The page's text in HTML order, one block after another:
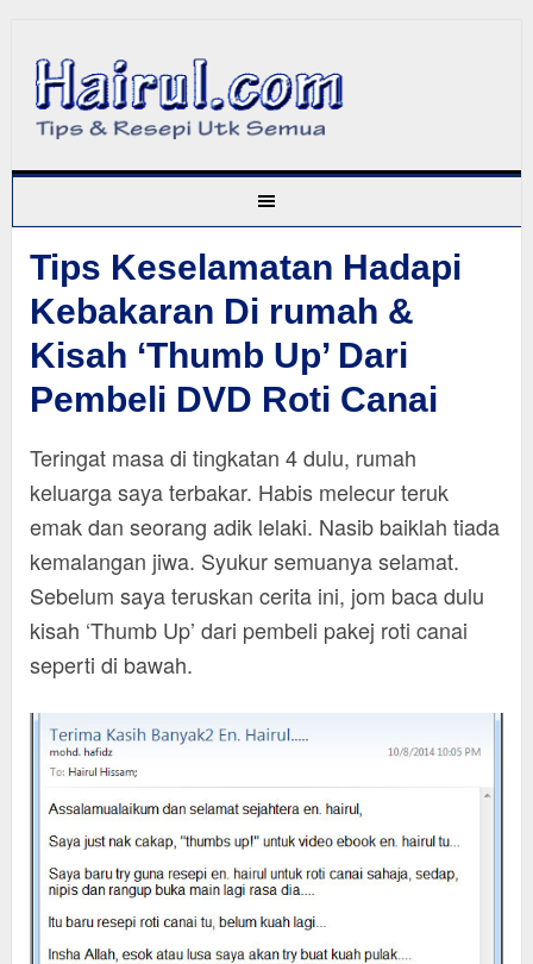
Tips Keselamatan Hadapi
Kebakaran Di rumah &
Kisah ‘Thumb Up’ Dari
Pembeli DVD Roti Canai
Teringat masa di tingkatan 4 dulu, rumah
keluarga saya terbakar. Habis melecur teruk
emak dan seorang adik lelaki. Nasib baiklah tiada
kemalangan jiwa. Syukur semuanya selamat.
Sebelum saya teruskan cerita ini, jom baca dulu
kisah ‘Thumb Up’ dari pembeli pakej roti canai
seperti di bawah.